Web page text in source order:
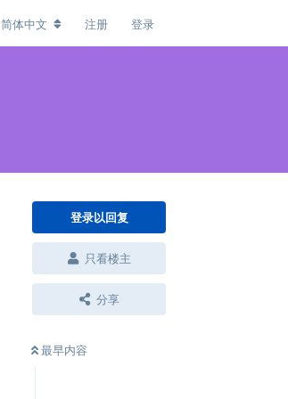
简体中文 注册 登录
登录以回复
只看楼主
分享
最早内容